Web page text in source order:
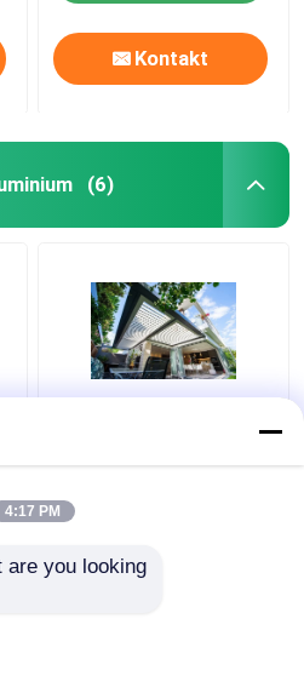
Kontakt
(6)
den Außenbereich
4:17 PM
are you looking